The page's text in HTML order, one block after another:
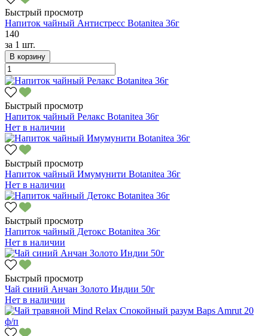
Быстрый просмотр
Напиток чайный Антистресс Botanitea 36г
140
за 1 шт.
В корзину
Быстрый просмотр
Напиток чайный Релакс Botanitea 36г
Нет в наличии
Быстрый просмотр
Напиток чайный Имумунити Botanitea 36г
Нет в наличии
Быстрый просмотр
Напиток чайный Детокс Botanitea 36г
Нет в наличии
Быстрый просмотр
Чай синий Анчан Золото Индии 50г
Нет в наличии